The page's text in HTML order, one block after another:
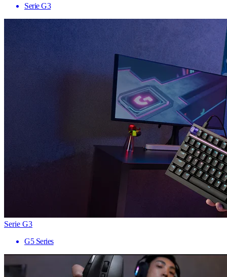
Serie G3
Serie G3
G5 Series